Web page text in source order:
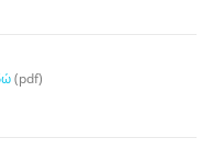
(pdf)